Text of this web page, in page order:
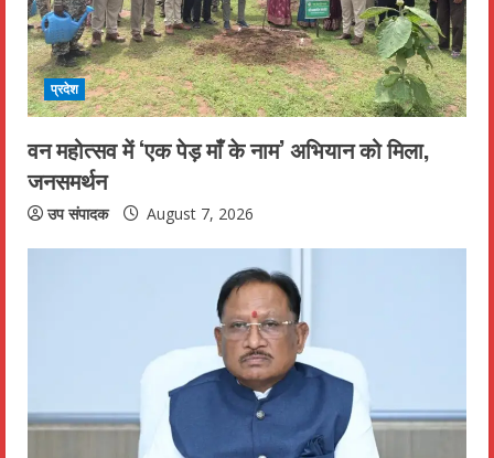
प्रदेश
वन महोत्सव में ‘एक पेड़ माँ के नाम’ अभियान को मिला,
जनसमर्थन
उप संपादक August 7, 2026